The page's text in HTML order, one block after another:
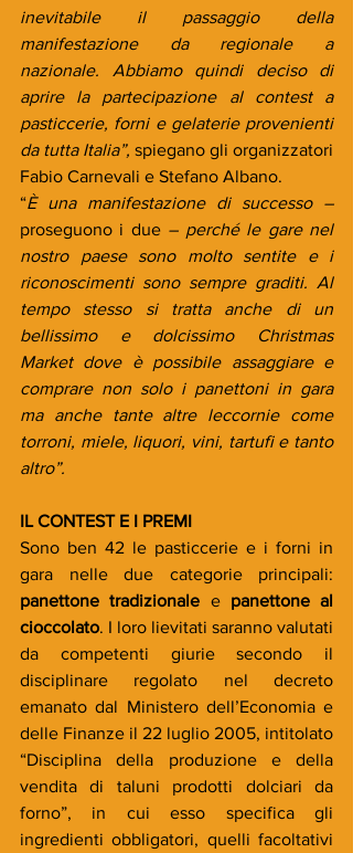
inevitabile il passaggio della
manifestazione da regionale a
nazionale. Abbiamo quindi deciso di
aprire la partecipazione al contest a
pasticcerie, forni e gelaterie provenienti
da tutta Italia”, spiegano gli organizzatori
Fabio Carnevali e Stefano Albano.
“
È una manifestazione di successo –
proseguono i due – perché le gare nel
nostro paese sono molto sentite e i
riconoscimenti sono sempre graditi. Al
tempo stesso si tratta anche di un
bellissimo e dolcissimo Christmas
Market dove è possibile assaggiare e
comprare non solo i panettoni in gara
ma anche tante altre leccornie come
torroni, miele, liquori, vini, tartufi e tanto
altro”.
IL CONTEST E I PREMI
Sono ben 42 le pasticcerie e i forni in
panettone tradizionale e panettone al
cioccolato. I loro lievitati saranno valutati
da competenti giurie secondo il
disciplinare regolato nel decreto
emanato dal Ministero dell’Economia e
delle Finanze il 22 luglio 2005, intitolato
“Disciplina della produzione e della
vendita di taluni prodotti dolciari da
forno”, in cui esso specifica gli
ingredienti obbligatori, quelli facoltativi